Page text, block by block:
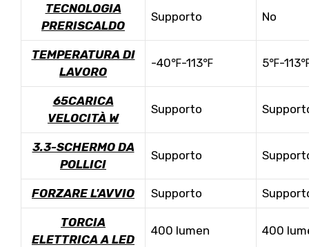
TECNOLOGIA
PRERISCALDO
Supporto No
TEMPERATURA DI
LAVORO
-40℉-113℉ 5℉-
65CARICA
VELOCITÀ W
Supporto
3.3-SCHERMO DA
POLLICI
Supporto
FORZARE L'AVVIO Supporto
TORCIA
ELETTRICA A LED
400 lumen 400